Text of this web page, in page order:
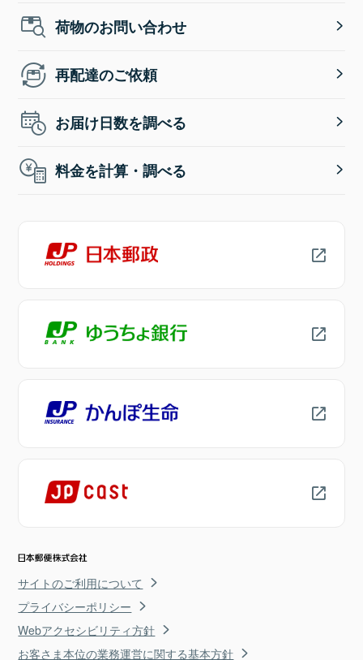
荷物のお問い合わせ
再配達のご依頼
お届け日数を調べる
料金を計算・調べる
サイトのご利用について
プライバシーポリシー
Webアクセシビリティ方針
お客さま本位の業務運営に関する基本方針